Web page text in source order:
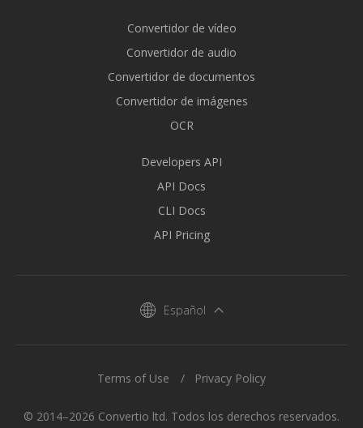
Convertidor de vídeo
Convertidor de audio
Convertidor de documentos
Convertidor de imágenes
OCR
Developers API
API Docs
CLI Docs
API Pricing
Español
© 2014–2026 Convertio ltd. Todos los derechos reservados.
Terms of Use Privacy Policy